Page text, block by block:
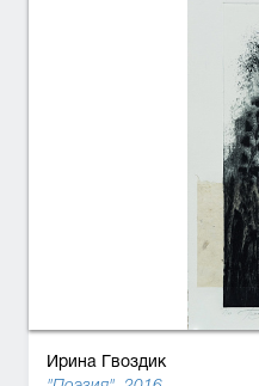
Ирина Гвоздик